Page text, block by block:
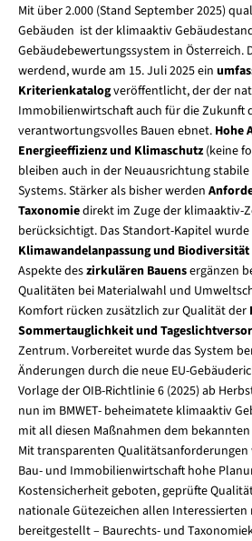
Mit über 2.000 (Stand September 2025)
Gebäuden ist der klimaaktiv
Gebäudebewertungssystem in Österreich.
werdend, wurde am 15. Juli 2025 ein
Kriterienkatalogveröffentlicht, der der
Immobilienwirtschaft auch für die Zukunft
verantwortungsvolles Bauen ebnet. Hohe
Energieeffizienz und Klimaschutz(keine
bleiben auch in der Neuausrichtung
Systems. Stärker als bisher werden
Taxonomiedirekt im Zuge der klimaaktiv-
berücksichtigt. Das Standort-Kapitel
Klimawandelanpassung und Biodiversität
Aspekte deszirkulären Bauensergänzen
Qualitäten bei Materialwahl und
Komfort rücken zusätzlich zur Qualität der
Sommertauglichkeit und
Zentrum. Vorbereitet wurde das System
Änderungen durch die neue EU-
Vorlage der OIB-Richtlinie 6 (2025) ab
nun im BMWET- beheimatete klimaaktiv
mit all diesen Maßnahmen dem
Mit transparenten
Bau- und Immobilienwirtschaft hohe
Kostensicherheit geboten, geprüfte
nationale Gütezeichen allen
bereitgestellt – Baurechts- und